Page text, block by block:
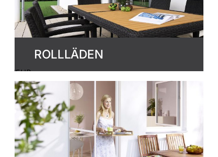
ROLLLÄDEN
MEHR
ERFAHREN